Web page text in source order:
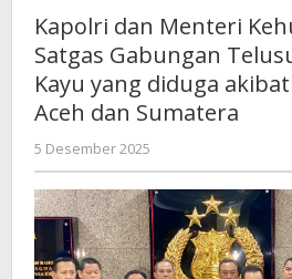
Bentuk
Satgas
Gabungan
Telusuri
Kayu
yang
diduga
Bencana
Kapolri dan Menteri
Satgas Gabungan
Kayu yang diduga
Aceh dan Sumatera
5 Desember 2025
BangAdmin